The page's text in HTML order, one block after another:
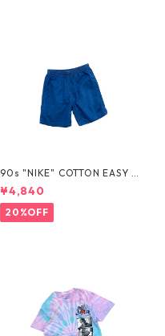
90s "NIKE" COTTON EASY S
HORTS
¥4,840
20%OFF